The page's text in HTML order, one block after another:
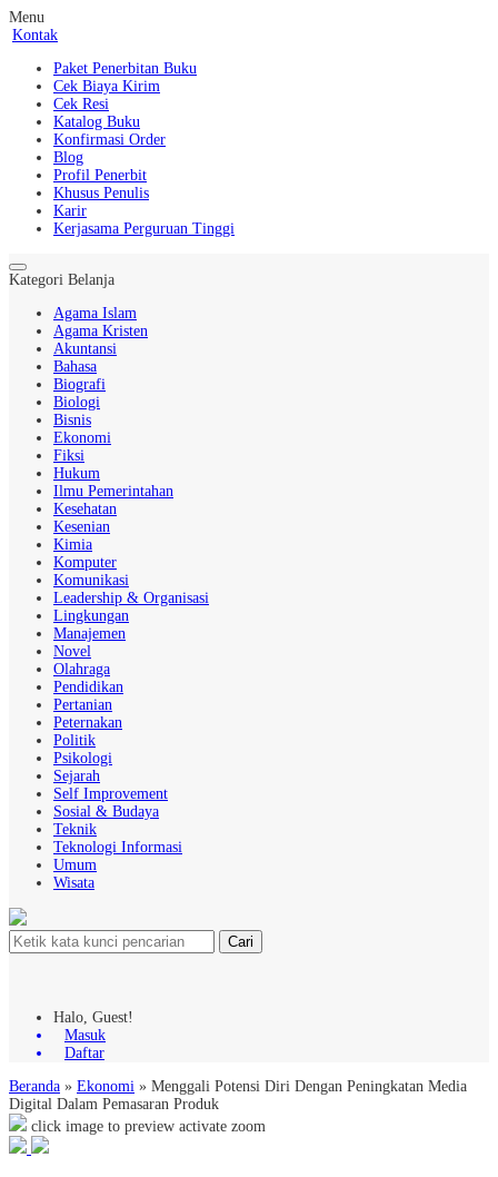
Menu
Kontak
Paket Penerbitan Buku
Cek Biaya Kirim
Cek Resi
Katalog Buku
Konfirmasi Order
Blog
Profil Penerbit
Khusus Penulis
Karir
Kerjasama Perguruan Tinggi
Kategori Belanja
Agama Islam
Agama Kristen
Akuntansi
Bahasa
Biografi
Biologi
Bisnis
Ekonomi
Fiksi
Hukum
Ilmu Pemerintahan
Kesehatan
Kesenian
Kimia
Komputer
Komunikasi
Leadership & Organisasi
Lingkungan
Manajemen
Novel
Olahraga
Pendidikan
Pertanian
Peternakan
Politik
Psikologi
Sejarah
Self Improvement
Sosial & Budaya
Teknik
Teknologi Informasi
Umum
Wisata
Cari
Halo, Guest!
Masuk
Daftar
Beranda » Ekonomi » Menggali Potensi Diri Dengan Peningkatan Media
Digital Dalam Pemasaran Produk
click image to preview activate zoom